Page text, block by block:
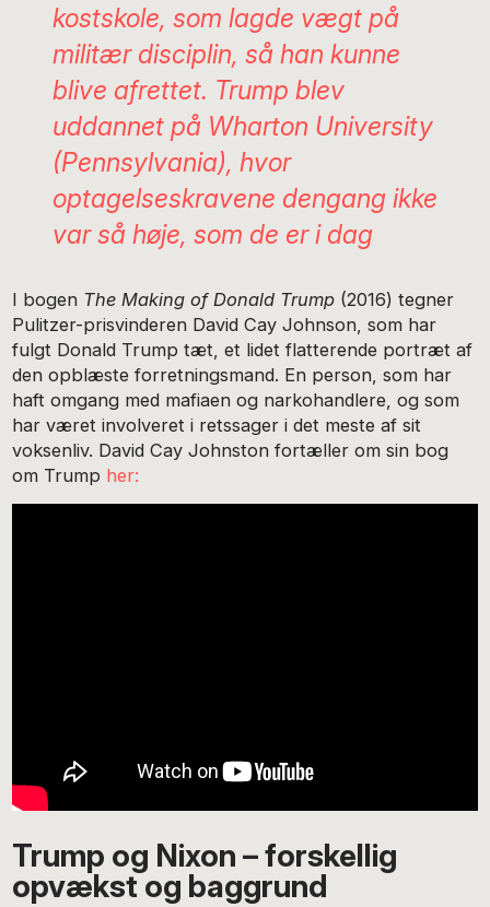
kostskole, som lagde vægt på
militær disciplin, så han kunne
blive afrettet. Trump blev
uddannet på Wharton University
(Pennsylvania), hvor
optagelseskravene dengang ikke
var så høje, som de er i dag
I bogen The Making of Donald Trump (2016) tegner
Pulitzer-prisvinderen David Cay Johnson, som har
fulgt Donald Trump tæt, et lidet flatterende portræt af
den opblæste forretningsmand. En person, som har
haft omgang med mafiaen og narkohandlere, og som
har været involveret i retssager i det meste af sit
voksenliv. David Cay Johnston fortæller om sin bog
om Trump her:
Trump og Nixon – forskellig
opvækst og baggrund